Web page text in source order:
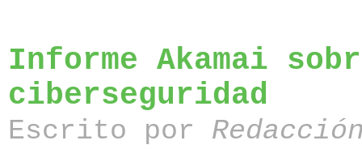
Informe Akamai
ciberseguridad
Escrito por